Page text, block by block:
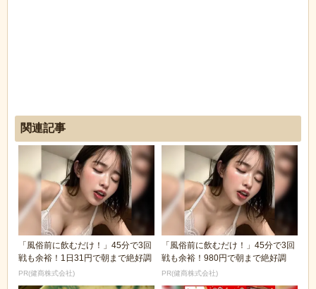
関連記事
「風俗前に飲むだけ！」45分で3回
戦も余裕！1日31円で朝まで絶好調
PR(健商株式会社)
「風俗前に飲むだけ！」45分で3回
戦も余裕！980円で朝まで絶好調
PR(健商株式会社)